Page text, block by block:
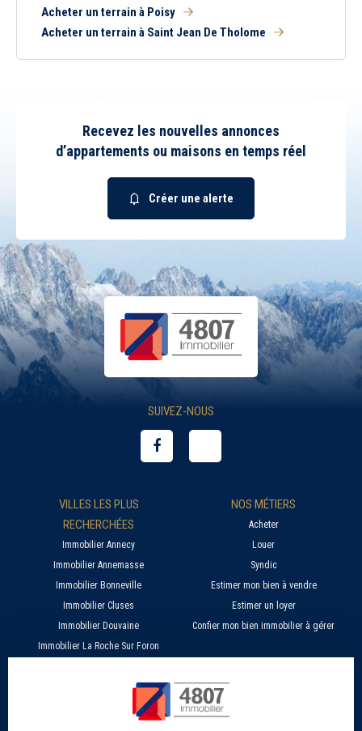
Acheter un terrain à Poisy
Acheter un terrain à Saint Jean De Tholome
Recevez les nouvelles annonces
d’appartements ou maisons en temps réel
Créer une alerte
SUIVEZ-NOUS
VILLES LES PLUS
RECHERCHÉES
Immobilier Annecy
Immobilier Annemasse
Immobilier Bonneville
Immobilier Cluses
Immobilier Douvaine
Immobilier La Roche Sur Foron
NOS MÉTIERS
Acheter
Louer
Syndic
Estimer mon bien à vendre
Estimer un loyer
Confier mon bien immobilier à gérer
Nos agences 4807
SERVICES EN LIGNE
Estimer mon bien immobilier en ligne